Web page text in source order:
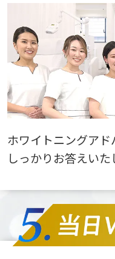
ホワイトニングア
しっかりお答えいた